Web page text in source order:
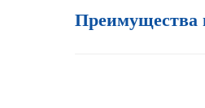
Преимущества